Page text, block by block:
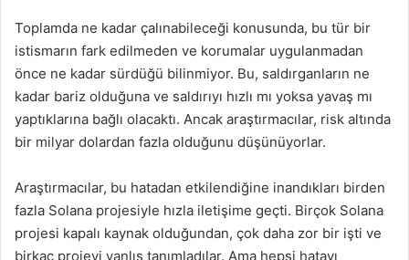
Toplamda ne kadar çalınabileceği konusunda, bu tür bir
istismarın fark edilmeden ve korumalar uygulanmadan
önce ne kadar sürdüğü bilinmiyor. Bu, saldırganların ne
kadar bariz olduğuna ve saldırıyı hızlı mı yoksa yavaş mı
yaptıklarına bağlı olacaktı. Ancak araştırmacılar, risk altında
bir milyar dolardan fazla olduğunu düşünüyorlar.
Araştırmacılar, bu hatadan etkilendiğine inandıkları birden
fazla Solana projesiyle hızla iletişime geçti. Birçok Solana
projesi kapalı kaynak olduğundan, çok daha zor bir işti ve
birkaç projeyi yanlış tanımladılar. Ama hepsi hatayı